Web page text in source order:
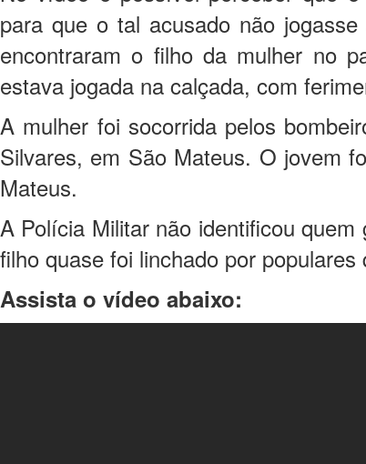
para que o tal acusado não
encontraram o filho da mulher no
estava jogada na calçada, com
A mulher foi socorrida pelos
Silvares, em São Mateus. O jovem
Mateus.
A Polícia Militar não identificou
filho quase foi linchado por
Assista o vídeo abaixo: